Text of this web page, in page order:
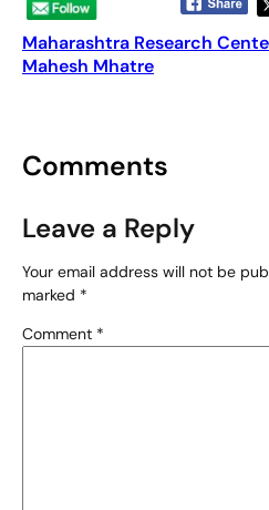
Maharashtra Research
Mahesh Mhatre
Comments
Leave a Reply
Your email address will not be
marked *
Comment *